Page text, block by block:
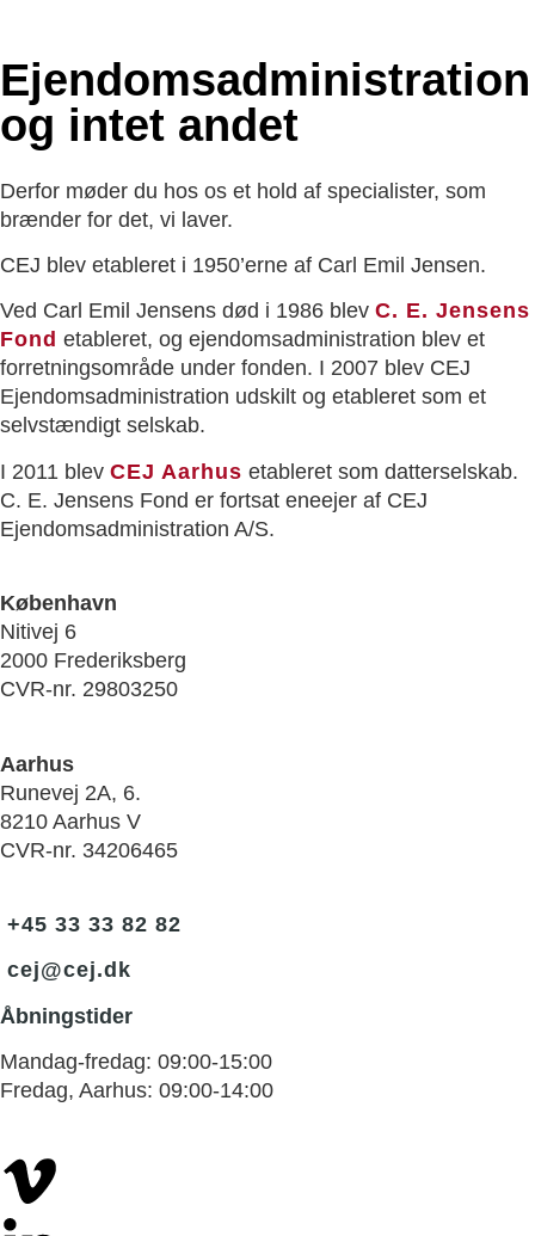
Ejendoms­administration
og intet andet
Derfor møder du hos os et hold af specialister, som
brænder for det, vi laver.
CEJ blev etableret i 1950’erne af Carl Emil Jensen.
Ved Carl Emil Jensens død i 1986 blev C. E. Jensens
Fond etableret, og ejendomsadministration blev et
forretningsområde under fonden. I 2007 blev CEJ
Ejendomsadministration udskilt og etableret som et
selvstændigt selskab.
I 2011 blev CEJ Aarhus etableret som datterselskab.
C. E. Jensens Fond er fortsat eneejer af CEJ
Ejendomsadministration A/S.
København
Nitivej 6
2000 Frederiksberg
CVR-nr. 29803250
Aarhus
Runevej 2A, 6.
8210 Aarhus V
CVR-nr. 34206465
+45 33 33 82 82
cej@cej.dk
Åbningstider
Mandag-fredag: 09:00-15:00
Fredag, Aarhus: 09:00-14:00